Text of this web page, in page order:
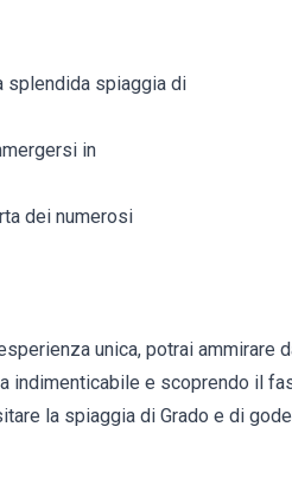
splendida spiaggia di
in
dei numerosi
unica, potrai ammirare
indimenticabile e scoprendo il
la spiaggia di Grado e di